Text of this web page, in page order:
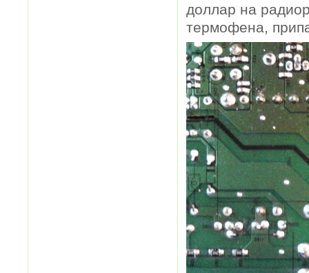
доллар на
термофена,